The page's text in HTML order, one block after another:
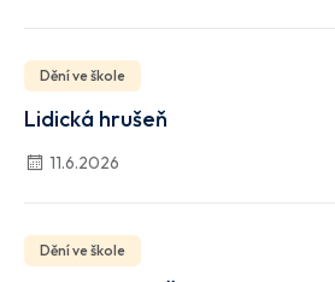
Dění ve škole
Lidická hrušeň
11.6.2026
Dění ve škole